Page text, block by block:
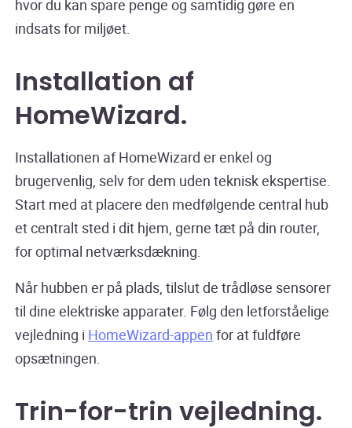
hvor du kan spare penge og samtidig gøre en
indsats for miljøet.
Installation af
HomeWizard.
Installationen af HomeWizard er enkel og
brugervenlig, selv for dem uden teknisk ekspertise.
Start med at placere den medfølgende central hub
et centralt sted i dit hjem, gerne tæt på din router,
for optimal netværksdækning.
Når hubben er på plads, tilslut de trådløse sensorer
til dine elektriske apparater. Følg den letforståelige
vejledning i HomeWizard-appen for at fuldføre
opsætningen.
Trin-for-trin vejledning.